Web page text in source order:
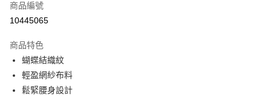
LINE Pay
街口支付
悠遊付
商品編號
10445065
商品特色
蝴蝶結織紋
輕盈網紗布料
鬆緊腰身設計